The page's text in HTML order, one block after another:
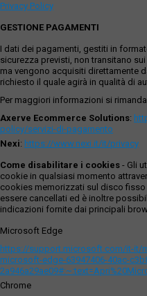
Privacy Policy
GESTIONE PAGAMENTI
I dati dei pagamenti, gestiti in
sicurezza previsti, non transitano
ma vengono acquisiti direttamente
richiesto il quale agirà in qualità di
Per maggiori informazioni si
Axerve Ecommerce Solutions:
policy/servizi-di-pagamento
Nexi: https://www.nexi.it/it/privacy
Come disabilitare i cookies - Gli
cookie in qualsiasi momento
cookies memorizzati sul disco
essere cancellati ed è inoltre
indicazioni fornite dai principali
Microsoft Edge
https://support.microsoft.com/it-it/
microsoft-edge-63947406-40ac-
Chrome